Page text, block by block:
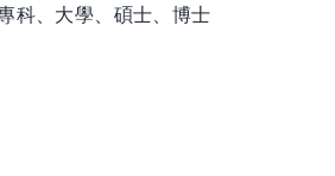
科、大學、碩士、博士